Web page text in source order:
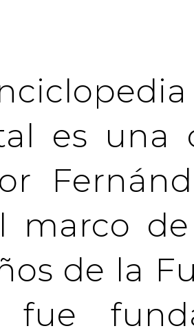
es una
marco
de la
fue